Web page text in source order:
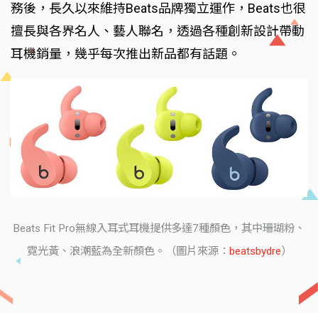
務後，長久以來維持Beats品牌獨立運作，Beats也很
擅長與各界名人、藝人聯名，透過各種創新設計帶動
耳機銷量，幾乎每次推出新品都有話題。
Beats Fit Pro無線入耳式耳機提供多達7種顏色，其中珊瑚粉、
霓光黃、浪潮藍為全新顏色。（圖片來源： beatsbydre）